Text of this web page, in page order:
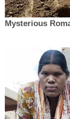
Mysterious